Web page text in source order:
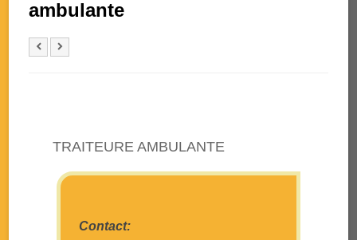
ambulante
TRAITEURE AMBULANTE
Contact: